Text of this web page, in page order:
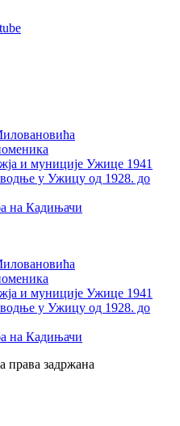
и муниције Ужице 1941
у Ужицу од 1928. до
на Кадињачи
и муниције Ужице 1941
у Ужицу од 1928. до
на Кадињачи
права задржана